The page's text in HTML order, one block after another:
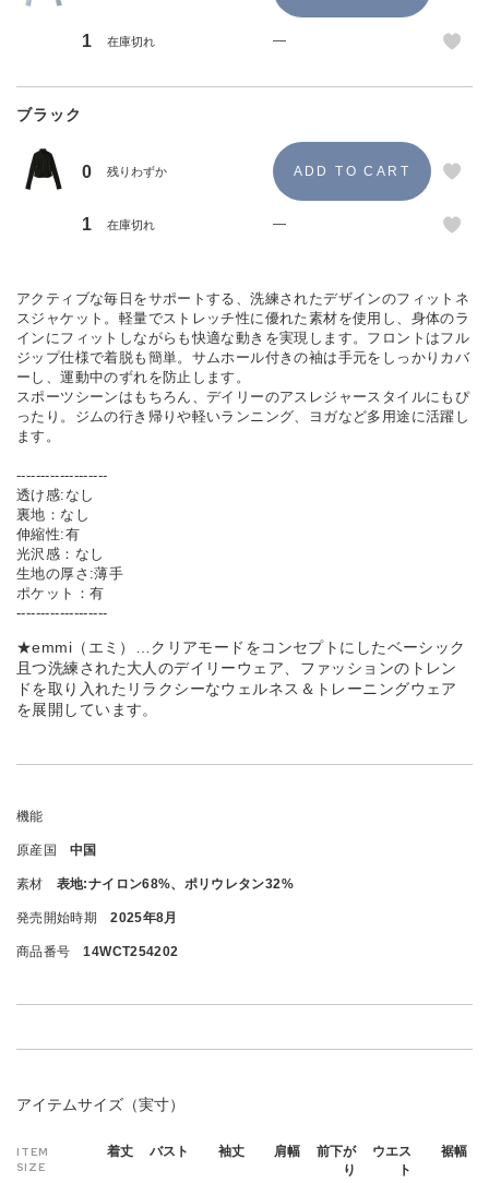
1 在庫切れ —
ブラック
0 残りわずか
1 在庫切れ —
アクティブな毎日をサポートする、洗練されたデザインのフィットネ
スジャケット。軽量でストレッチ性に優れた素材を使用し、身体のラ
インにフィットしながらも快適な動きを実現します。フロントはフル
ジップ仕様で着脱も簡単。サムホール付きの袖は手元をしっかりカバ
ーし、運動中のずれを防止します。
スポーツシーンはもちろん、デイリーのアスレジャースタイルにもぴ
ったり。ジムの行き帰りや軽いランニング、ヨガなど多用途に活躍し
ます。
-------------------
透け感:なし
裏地：なし
伸縮性:有
光沢感：なし
生地の厚さ:薄手
ポケット：有
-------------------
★emmi（エミ）…クリアモードをコンセプトにしたベーシック
且つ洗練された大人のデイリーウェア、ファッションのトレン
ドを取り入れたリラクシーなウェルネス＆トレーニングウェア
を展開しています。
機能
原産国 中国
素材 表地:ナイロン68%、ポリウレタン32%
発売開始時期 2025年8月
商品番号 14WCT254202
アイテムサイズ（実寸）
ITEM
SIZE
着丈 バスト 袖丈 肩幅
前下が
り
ウエス
ト
裾幅